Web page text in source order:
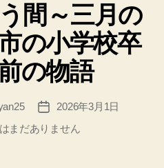
と
日
常
の
こ
と
ゴ
リ
ー
間～三月の
の小学校卒
の物語
投
稿
日
2026年3月1日
まだありません